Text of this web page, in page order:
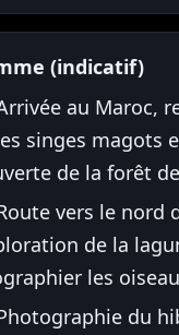
(indicatif)
au Maroc,
singes magots
de la forêt
vers le nord
de la
les
du